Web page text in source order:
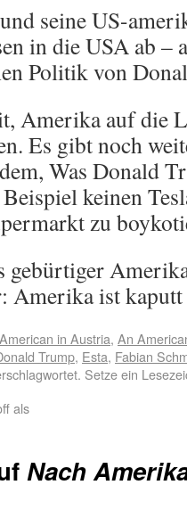
seine US-
in die USA ab –
Politik von
Amerika auf die
Es gibt noch
Was Donald
keinen
zu
gebürtiger
Amerika ist
in Austria, An
Trump, Esta, Fabian
Setze ein
als
Nach